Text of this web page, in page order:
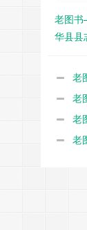
老图书
华县县
老
老
老
老